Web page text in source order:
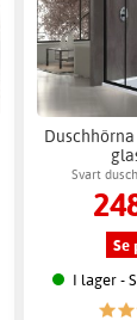
Svart
Se
I lager -